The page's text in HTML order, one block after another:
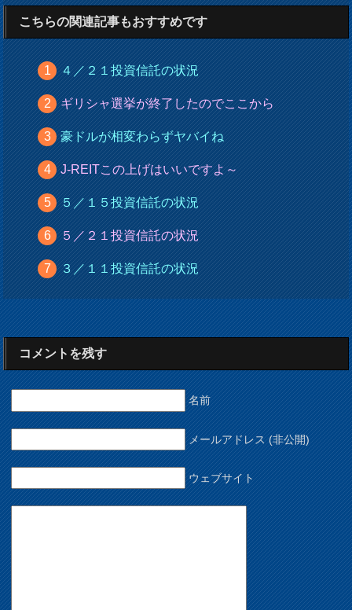
こちらの関連記事もおすすめです
４／２１投資信託の状況
ギリシャ選挙が終了したのでここから
豪ドルが相変わらずヤバイね
J-REITこの上げはいいですよ～
５／１５投資信託の状況
５／２１投資信託の状況
３／１１投資信託の状況
コメントを残す
名前
メールアドレス (非公開)
ウェブサイト